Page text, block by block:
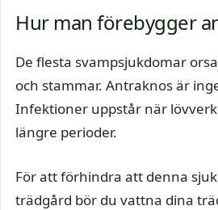
Hur man förebygger
De flesta svampsjukdomar
och stammar. Antraknos är
Infektioner uppstår när
längre perioder.
För att förhindra att denna
trädgård bör du vattna dina